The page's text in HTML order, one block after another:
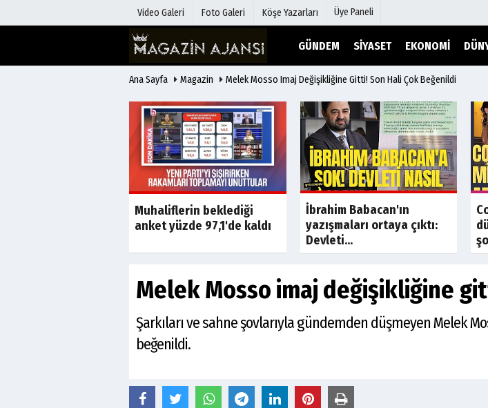
Video Galeri Foto Galeri Köşe Yazarları Üye Paneli
GÜNDEM SIYASET EKONOMI
Hava Durumu
Gazete Manşetleri
Anketler
Biyografiler
Ana Sayfa Magazin Melek Mosso Imaj Değişikliğine Gitti! Son Hali Çok Beğenildi
Son Dakika
Muhaliflerin beklediği
anket yüzde 97,1'de kaldı
Son Dakika
İbrahim Babacan'ın
yazışmaları ortaya çıktı:
Devleti...
Melek Mosso imaj değişikliğine
Şarkıları ve sahne şovlarıyla gündemden düşmeyen Melek
beğenildi.